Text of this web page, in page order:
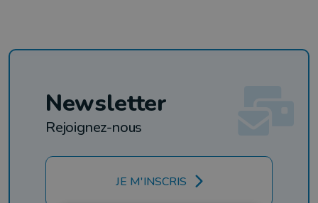
Newsletter
Rejoignez-nous
JE M'INSCRIS